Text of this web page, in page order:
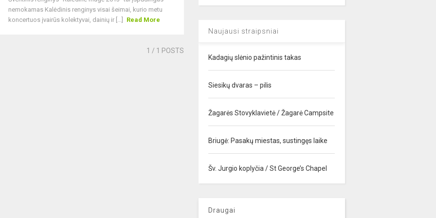
nemokamas Kalėdinis renginys visai šeimai, kurio metu
koncertuos įvairūs kolektyvai, dainių ir [...]
Read More
1 / 1 POSTS
Naujausi straipsniai
Kadagių slėnio pažintinis takas
Siesikų dvaras – pilis
Žagarės Stovyklavietė / Žagarė Campsite
Briugė: Pasakų miestas, sustingęs laike
Šv. Jurgio koplyčia / St George’s Chapel
Draugai